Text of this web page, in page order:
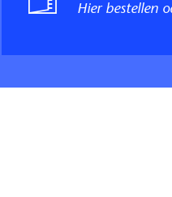
Hier bestellen